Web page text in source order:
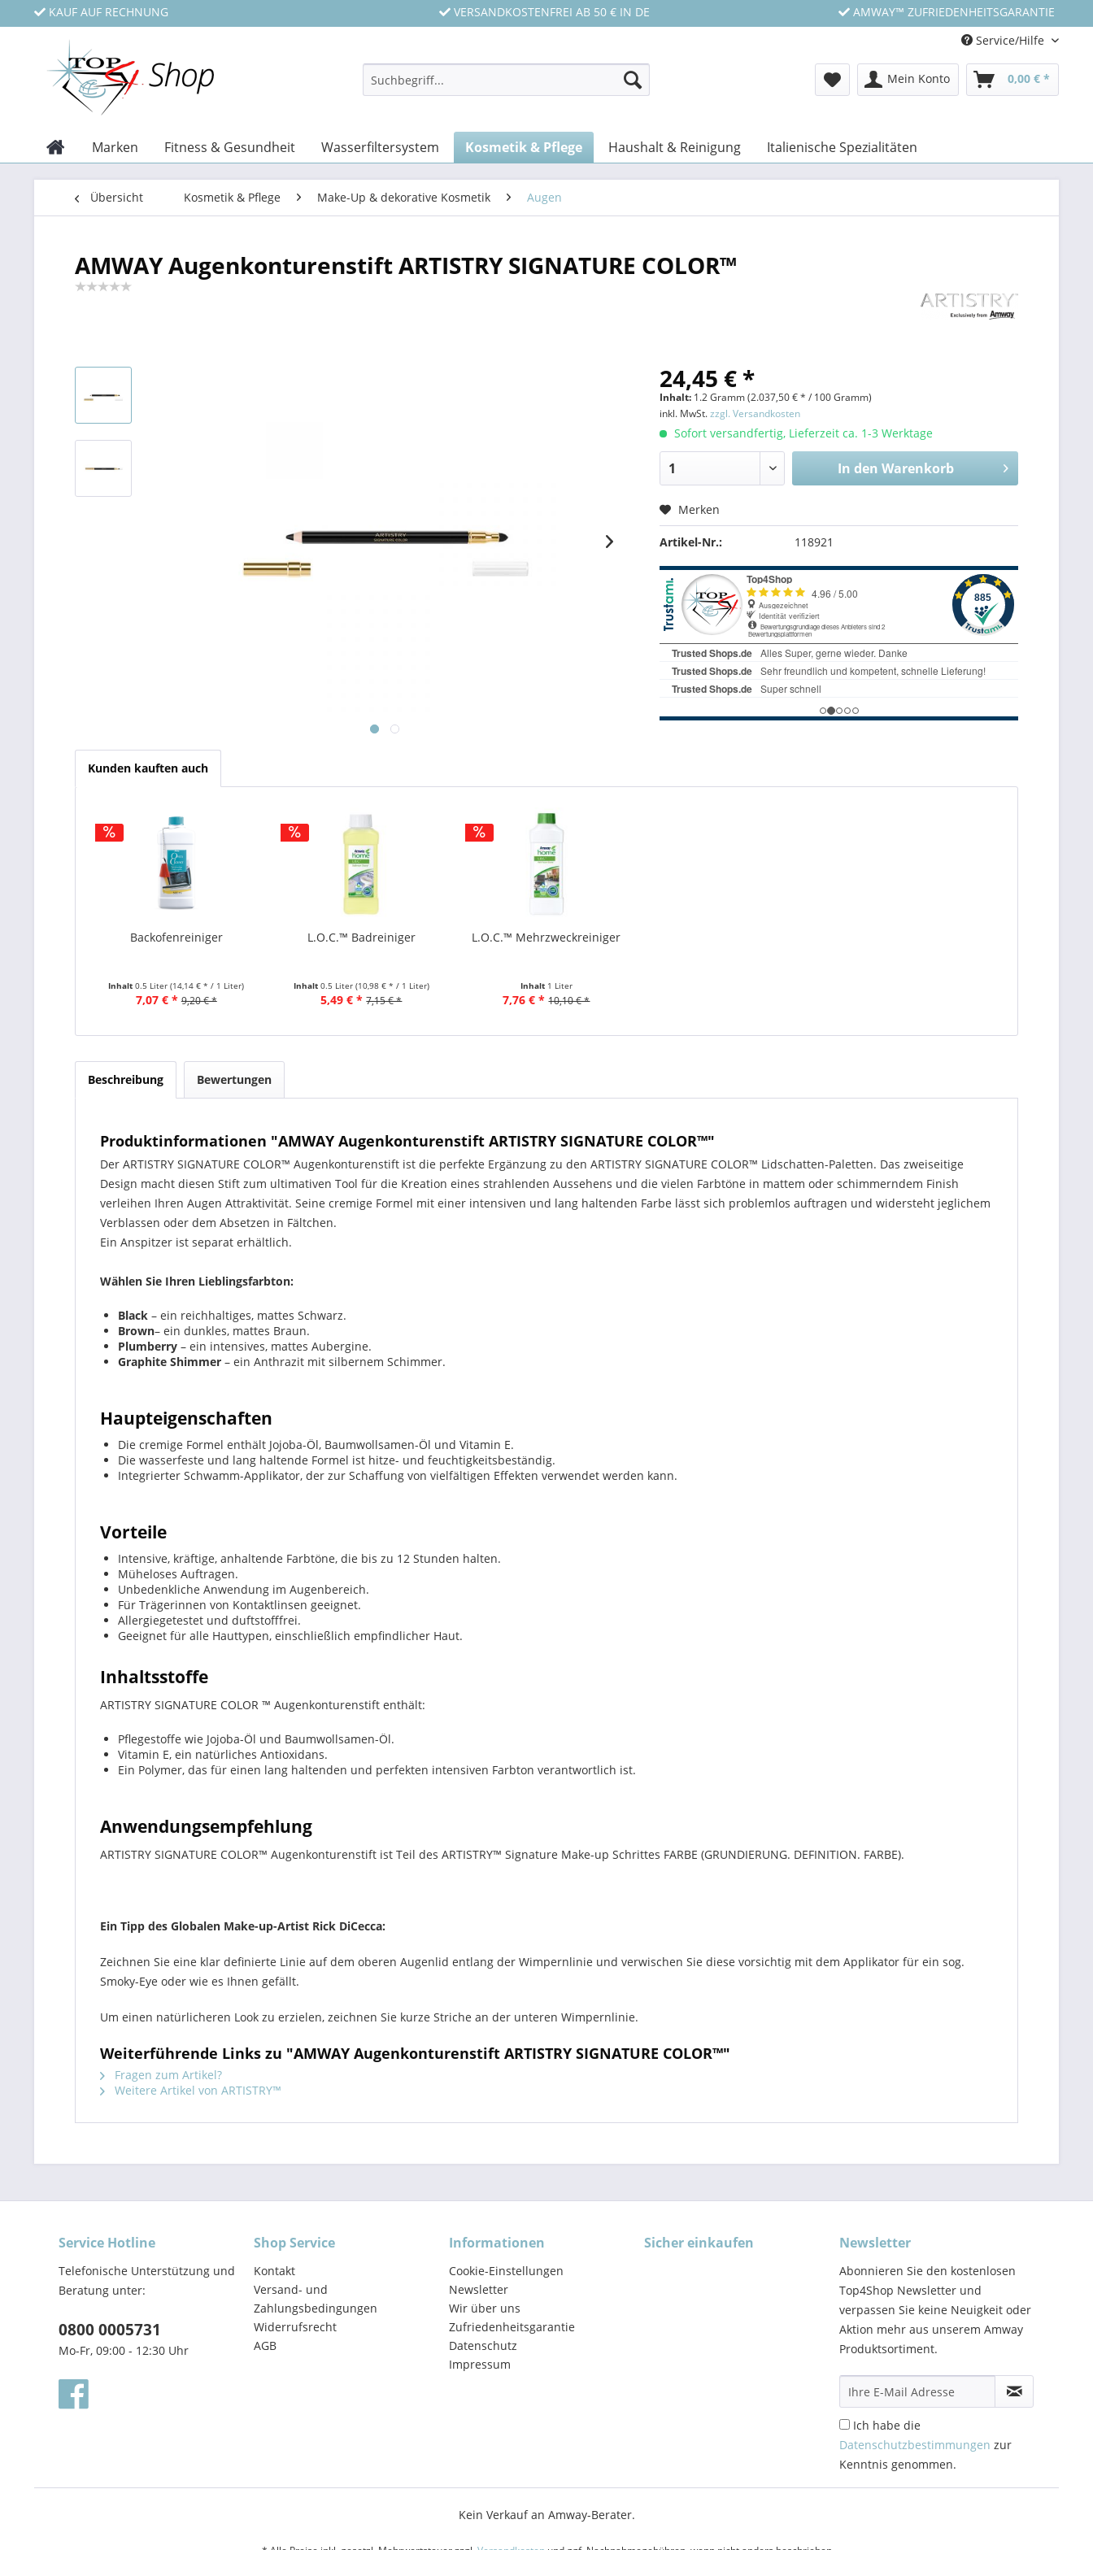
KAUF AUF RECHNUNG VERSANDKOSTENFREI AB 50 € IN DE
AMWAY™ ZUFRIEDENHEITSGARANTIE
Service/Hilfe
Mein Konto 0,00 € *
Marken Fitness & Gesundheit Wasserfiltersystem Kosmetik & Pflege Haushalt & Reinigung Italienische Spezialitäten
Übersicht Kosmetik & Pflege Make-Up & dekorative Kosmetik Augen
AMWAY Augenkonturenstift ARTISTRY SIGNATURE COLOR™
24,45 € *
Inhalt: 1.2 Gramm (2.037,50 €* / 100 Gramm)
inkl. MwSt.zzgl. Versandkosten
Sofort versandfertig, Lieferzeit ca. 1-3 Werktage
In den Warenkorb
Merken
Artikel-Nr.: 118921
Kunden kauften auch
Backofenreiniger
Inhalt0.5 Liter(14,14 € * / 1 Liter)
7,07 € * 9,20 € *
L.O.C.™ Badreiniger
Inhalt 0.5 Liter (10,98 € * / 1 Liter)
5,49 € * 7,15 € *
L.O.C.™ Mehrzweckreiniger
Inhalt 1 Liter
7,76 € * 10,10 € *
Beschreibung Bewertungen
Produktinformationen "AMWAY Augenkonturenstift ARTISTRY SIGNATURE COLOR™"
Der ARTISTRY SIGNATURE COLOR™ Augenkonturenstift ist die perfekte Ergänzung zu den ARTISTRY SIGNATURE COLOR™ Lidschatten-Paletten. Das zweiseitige
Design macht diesen Stift zum ultimativen Tool für die Kreation eines strahlenden Aussehens und die vielen Farbtöne in mattem oder schimmerndem Finish
verleihen Ihren Augen Attraktivität. Seine cremige Formel mit einer intensiven und lang haltenden Farbe lässt sich problemlos auftragen und widersteht jeglichem
Verblassen oder dem Absetzen in Fältchen.
Ein Anspitzer ist separat erhältlich.
Wählen Sie Ihren Lieblingsfarbton:
Black – ein reichhaltiges, mattes Schwarz.
Brown– ein dunkles, mattes Braun.
Plumberry – ein intensives, mattes Aubergine.
Graphite Shimmer – ein Anthrazit mit silbernem Schimmer.
Haupteigenschaften
Die cremige Formel enthält Jojoba-Öl, Baumwollsamen-Öl und Vitamin E.
Die wasserfeste und lang haltende Formel ist hitze- und feuchtigkeitsbeständig.
Integrierter Schwamm-Applikator, der zur Schaffung von vielfältigen Effekten verwendet werden kann.
Vorteile
Intensive, kräftige, anhaltende Farbtöne, die bis zu 12 Stunden halten.
Müheloses Auftragen.
Unbedenkliche Anwendung im Augenbereich.
Für Trägerinnen von Kontaktlinsen geeignet.
Allergiegetestet und duftstofffrei.
Geeignet für alle Hauttypen, einschließlich empfindlicher Haut.
Inhaltsstoffe
ARTISTRY SIGNATURE COLOR ™ Augenkonturenstift enthält:
Pflegestoffe wie Jojoba-Öl und Baumwollsamen-Öl.
Vitamin E, ein natürliches Antioxidans.
Ein Polymer, das für einen lang haltenden und perfekten intensiven Farbton verantwortlich ist.
Anwendungsempfehlung
ARTISTRY SIGNATURE COLOR™ Augenkonturenstift ist Teil des ARTISTRY™ Signature Make-up Schrittes FARBE (GRUNDIERUNG. DEFINITION. FARBE).
Ein Tipp des Globalen Make-up-Artist Rick DiCecca:
Zeichnen Sie eine klar definierte Linie auf dem oberen Augenlid entlang der Wimpernlinie und verwischen Sie diese vorsichtig mit dem Applikator für ein sog.
Smoky-Eye oder wie es Ihnen gefällt.
Um einen natürlicheren Look zu erzielen, zeichnen Sie kurze Striche an der unteren Wimpernlinie.
Weiterführende Links zu "AMWAY Augenkonturenstift ARTISTRY SIGNATURE COLOR™"
Fragen zum Artikel?
Weitere Artikel von ARTISTRY™
Service Hotline
Telefonische Unterstützung und
Beratung unter:
0800 0005731
Mo-Fr, 09:00 - 12:30 Uhr
Shop Service
Kontakt
Versand- und
Zahlungsbedingungen
Widerrufsrecht
AGB
Informationen
Cookie-Einstellungen
Newsletter
Wir über uns
Zufriedenheitsgarantie
Datenschutz
Impressum
Sicher einkaufen Newsletter
Abonnieren Sie den kostenlosen
Top4Shop Newsletter und
verpassen Sie keine Neuigkeit oder
Aktion mehr aus unserem Amway
Produktsortiment.
Ich habe die
Datenschutzbestimmungen zur
Kenntnis genommen.
Kein Verkauf an Amway-Berater.